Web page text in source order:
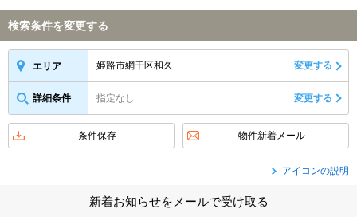
検索条件を変更する
エリア 姫路市網干区和久 変更する
詳細条件 指定なし 変更する
条件保存 物件新着メール
アイコンの説明
新着お知らせをメールで受け取る